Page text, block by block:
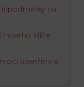
podmínky na‌
nového klíče​
opatření a⁤